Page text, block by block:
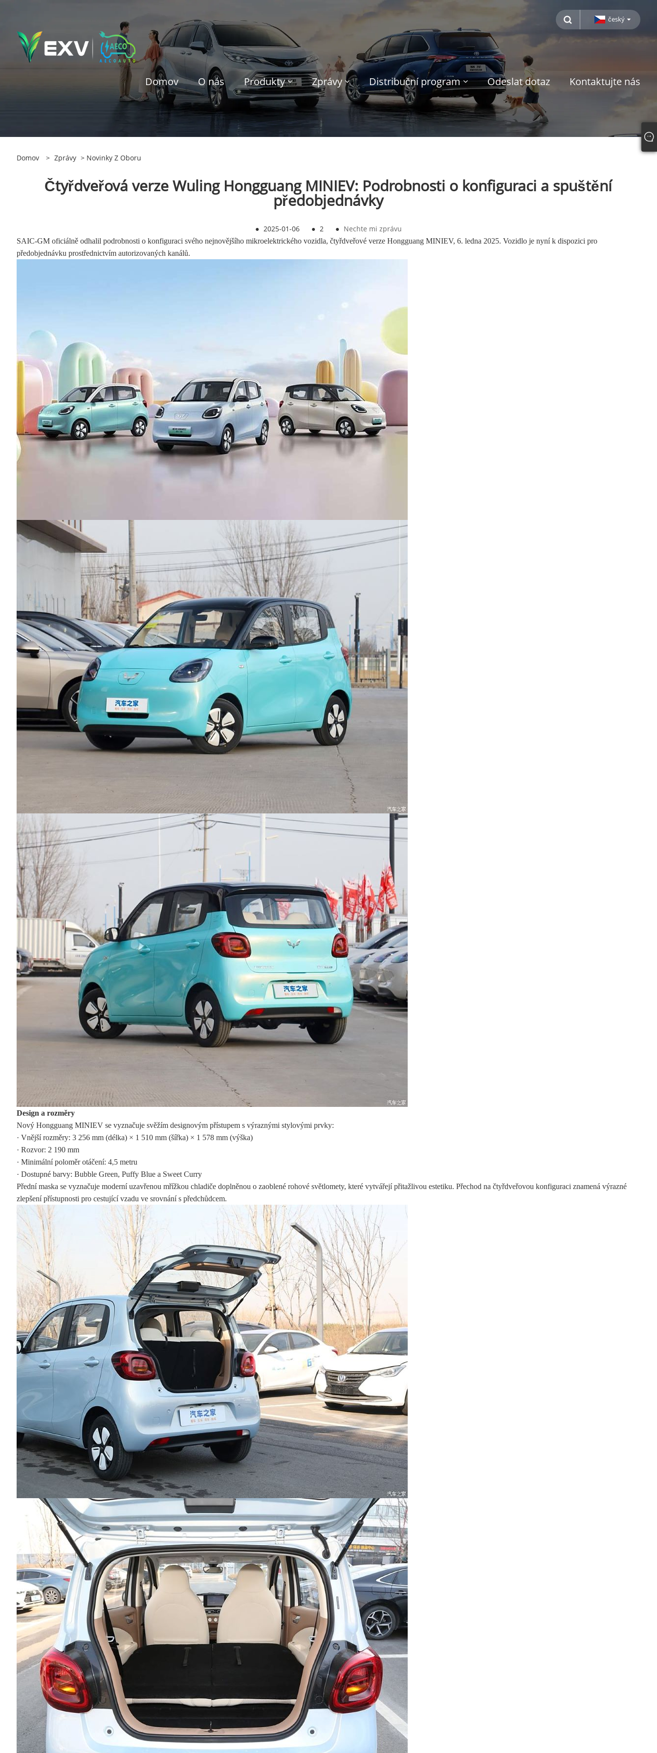
český
Domov O nás Produkty Zprávy Distribuční program Odeslat dotaz Kontaktujte nás
Domov > Zprávy > Novinky Z Oboru
Čtyřdveřová verze Wuling Hongguang MINIEV: Podrobnosti o konfiguraci a spuštění
předobjednávky
● 2025-01-06 ● 2 ● Nechte mi zprávu
SAIC-GM oficiálně odhalil podrobnosti o konfiguraci svého nejnovějšího mikroelektrického vozidla, čtyřdveřové verze Hongguang MINIEV, 6. ledna 2025. Vozidlo je nyní k dispozici pro
předobjednávku prostřednictvím autorizovaných kanálů.
Design a rozměry
Nový Hongguang MINIEV se vyznačuje svěžím designovým přístupem s výraznými stylovými prvky:
· Vnější rozměry: 3 256 mm (délka) × 1 510 mm (šířka) × 1 578 mm (výška)
· Rozvor: 2 190 mm
· Minimální poloměr otáčení: 4,5 metru
· Dostupné barvy: Bubble Green, Puffy Blue a Sweet Curry
Přední maska ​​se vyznačuje moderní uzavřenou mřížkou chladiče doplněnou o zaoblené rohové světlomety, které vytvářejí přitažlivou estetiku. Přechod na čtyřdveřovou konfiguraci znamená výrazné
zlepšení přístupnosti pro cestující vzadu ve srovnání s předchůdcem.